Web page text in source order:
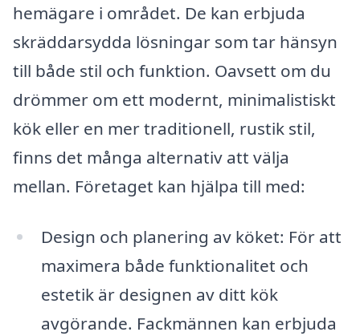
hemägare i området. De kan erbjuda
skräddarsydda lösningar som tar hänsyn
till både stil och funktion. Oavsett om du
drömmer om ett modernt, minimalistiskt
kök eller en mer traditionell, rustik stil,
finns det många alternativ att välja
mellan. Företaget kan hjälpa till med:
Design och planering av köket: För att
maximera både funktionalitet och
estetik är designen av ditt kök
avgörande. Fackmännen kan erbjuda